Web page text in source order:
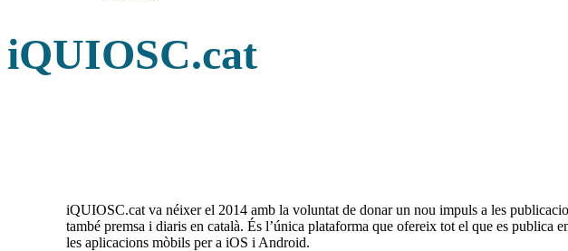
iQUIOSC.cat
iQUIOSC.cat va néixer el 2014 amb la voluntat de donar un nou impuls a les
també premsa i diaris en català. És l’única plataforma que ofereix tot el que es
les aplicacions mòbils per a iOS i Android.